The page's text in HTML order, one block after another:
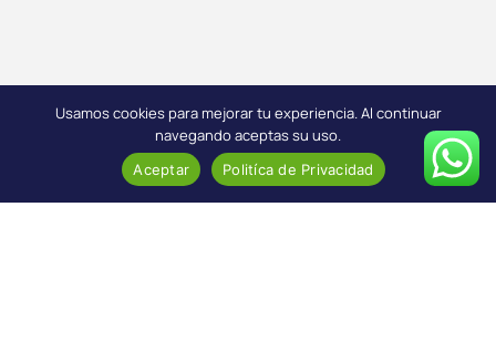
Usamos cookies para mejorar tu experiencia. Al continuar
navegando aceptas su uso.
Aceptar Politíca de Privacidad